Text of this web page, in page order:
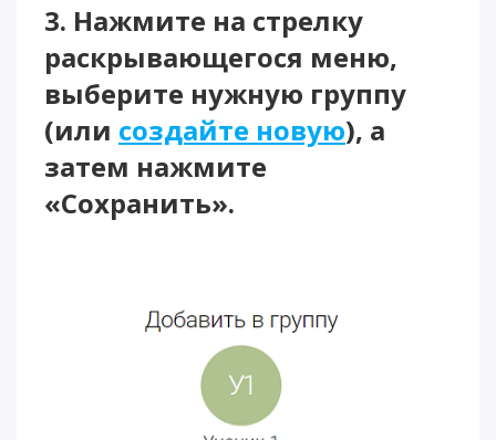
3. Нажмите на стрелку
раскрывающегося меню,
выберите нужную группу
(или создайте новую), а
затем нажмите
«Сохранить».